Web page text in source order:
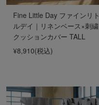
Fine Little Day ファインリト
ルデイ｜リネンベース×刺繍
クッションカバー TALL
¥8,910(税込)